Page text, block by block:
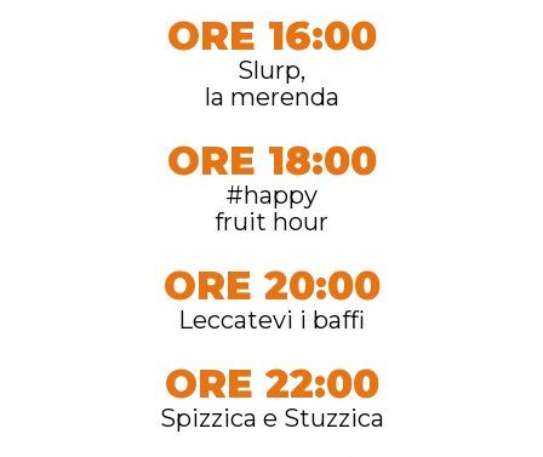
ORE 16:00
Slurp,
la merenda
ORE 18:00
#happy
fruit hour
ORE 20:00
Leccatevi i baffi
ORE 22:00
Spizzica e Stuzzica